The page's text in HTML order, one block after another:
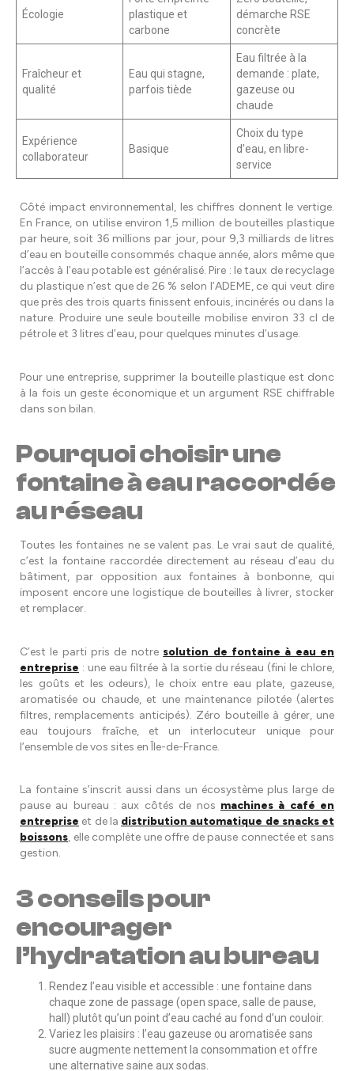
Écologie
plastique et
carbone
démarche RSE
concrète
Fraîcheur et
qualité
Eau qui stagne,
parfois tiède
Eau filtrée à la
demande : plate,
gazeuse ou
chaude
Expérience
collaborateur
Basique
Choix du type
d’eau, en libre-
service
Côté impact environnemental, les chiffres donnent le vertige.
En France, on utilise environ 1,5 million de bouteilles plastique
par heure, soit 36 millions par jour, pour 9,3 milliards de litres
d’eau en bouteille consommés chaque année, alors même que
l’accès à l’eau potable est généralisé. Pire : le taux de recyclage
du plastique n’est que de 26 % selon l’ADEME, ce qui veut dire
que près des trois quarts finissent enfouis, incinérés ou dans la
nature. Produire une seule bouteille mobilise environ 33 cl de
pétrole et 3 litres d’eau, pour quelques minutes d’usage.
Pour une entreprise, supprimer la bouteille plastique est donc
à la fois un geste économique et un argument RSE chiffrable
dans son bilan.
Pourquoi choisir une
fontaine à eau raccordée
au réseau
Toutes les fontaines ne se valent pas. Le vrai saut de qualité,
c’est la fontaine raccordée directement au réseau d’eau du
bâtiment, par opposition aux fontaines à bonbonne, qui
imposent encore une logistique de bouteilles à livrer, stocker
et remplacer.
C’est le parti pris de notre solution de fontaine à eau en
entreprise : une eau filtrée à la sortie du réseau (fini le chlore,
les goûts et les odeurs), le choix entre eau plate, gazeuse,
aromatisée ou chaude, et une maintenance pilotée (alertes
filtres, remplacements anticipés). Zéro bouteille à gérer, une
eau toujours fraîche, et un interlocuteur unique pour
l’ensemble de vos sites en Île-de-France.
La fontaine s’inscrit aussi dans un écosystème plus large de
pause au bureau : aux côtés de nos machines à café en
entreprise et de la distribution automatique de snacks et
boissons, elle complète une offre de pause connectée et sans
gestion.
3 conseils pour
encourager
l’hydratation au bureau
Rendez l’eau visible et accessible : une fontaine dans
chaque zone de passage (open space, salle de pause,
hall) plutôt qu’un point d’eau caché au fond d’un couloir.
Variez les plaisirs : l’eau gazeuse ou aromatisée sans
sucre augmente nettement la consommation et offre
une alternative saine aux sodas.